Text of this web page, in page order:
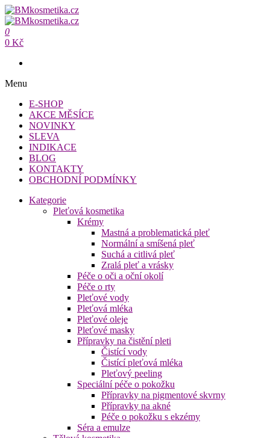
Přeskočit
na
obsah
BMkosmetika.cz
BMkosmetika.cz
0
0 Kč
Menu
E-SHOP
AKCE MĚSÍCE
NOVINKY
SLEVA
INDIKACE
BLOG
KONTAKTY
OBCHODNÍ PODMÍNKY
Kategorie
Pleťová kosmetika
Krémy
Mastná a problematická pleť
Normální a smíšená pleť
Suchá a citlivá pleť
Zralá pleť a vrásky
Péče o oči a oční okolí
Péče o rty
Pleťové vody
Pleťová mléka
Pleťové oleje
Pleťové masky
Přípravky na čistění pleti
Čistící vody
Čistící pleťová mléka
Pleťový peeling
Speciální péče o pokožku
Přípravky na pigmentové skvrny
Přípravky na akné
Péče o pokožku s ekzémy
Séra a emulze